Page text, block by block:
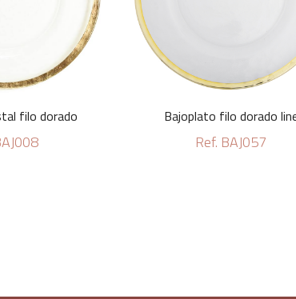
filo dorado Bajoplato filo dorado
Ref. BAJ057